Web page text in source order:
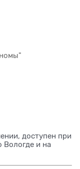
доступен при
Вологде и на